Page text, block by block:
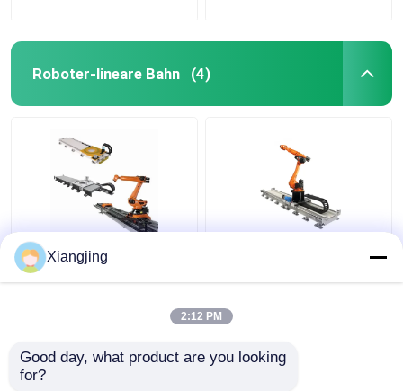
Roboter-lineare Bahn (4)
GBS-Roboter-lineare
Bahn für Roboter-Arm-
Führungsschiene ABB
KUKA FANUC Yaskawa
CNGBS
Xiangjing
2:12 PM
Good day, what product are you looking
for?